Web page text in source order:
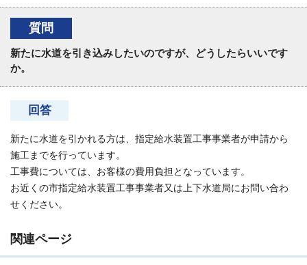
質問
新たに水道を引き込みしたいのですが、どうしたらいいです
か。
回答
新たに水道を引かれる方は、指定給水装置工事事業者が申請から
施工までを行っています。
工事費については、お客様の費用負担となっています。
お近くの市指定給水装置工事事業者又は上下水道局にお問い合わ
せください。
関連ページ